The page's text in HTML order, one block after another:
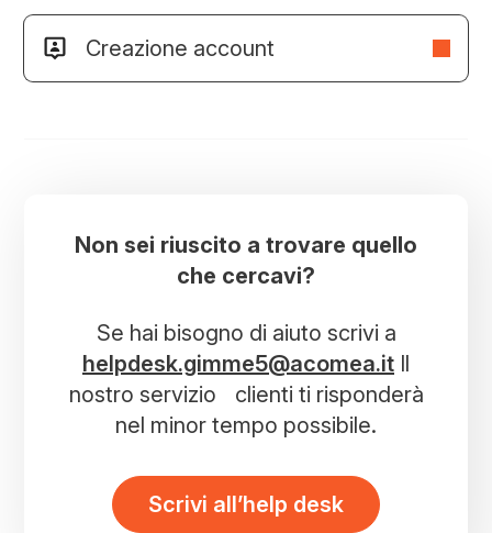
Creazione account
Non sei riuscito a trovare quello
che cercavi?
Se hai bisogno di aiuto scrivi a
helpdesk.gimme5@acomea.it Il
nostro servizio clienti ti risponderà
nel minor tempo possibile.
Scrivi all’help desk